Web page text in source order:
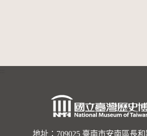
的依戀—
勒大地之
歌]【對
地址：709025 臺南市安南區長